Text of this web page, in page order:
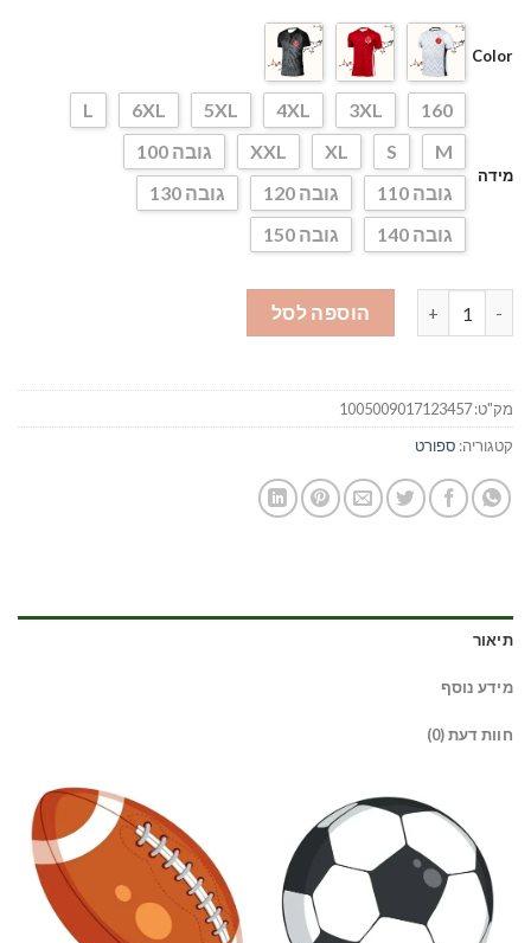
Color
מידה
160
3XL
4XL
5XL
6XL
L
M
S
XL
XXL
גובה 100
גובה 110
גובה 120
גובה 130
גובה 140
גובה 150
כמות של חולצת הפועל תל אביב למכירה
הוספה לסל
מק"ט:1005009017123457
קטגוריה: ספורט
תיאור
מידע נוסף
חוות דעת (0)